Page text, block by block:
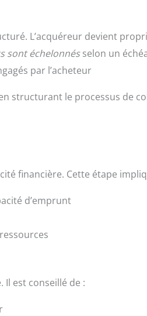
L’acquéreur devient
sont échelonnésselon un
par l’acheteur
structurant le processus de
financière. Cette étape
d’emprunt
est conseillé de :